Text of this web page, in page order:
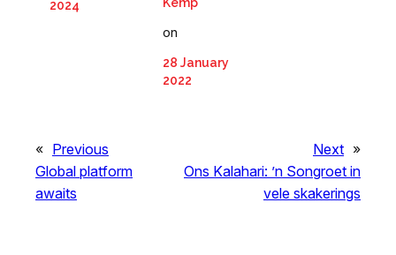
2024 Kemp
on
28 January
2022
« Previous
Global platform
awaits
Next »
Ons Kalahari: ’n Songroet in
vele skakerings